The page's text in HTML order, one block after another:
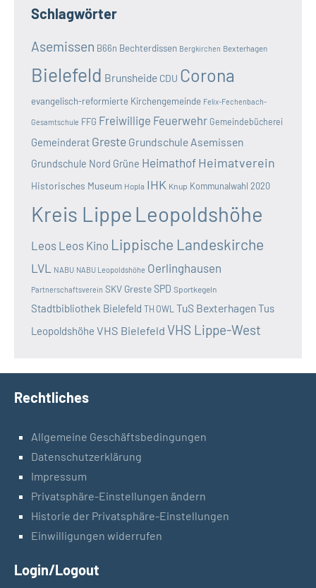
Schlagwörter
Asemissen B66n Bechterdissen Bergkirchen Bexterhagen
Bielefeld Brunsheide CDU Corona
evangelisch-reformierte Kirchengemeinde Felix-Fechenbach-
Gesamtschule FFG Freiwillige Feuerwehr Gemeindebücherei
Gemeinderat Greste Grundschule Asemissen
Grundschule Nord Grüne Heimathof Heimatverein
Historisches Museum Hopla IHK Knup Kommunalwahl 2020
Kreis Lippe Leopoldshöhe
Leos Leos Kino Lippische Landeskirche
LVL NABU NABU Leopoldshöhe Oerlinghausen
Partnerschaftsverein SKV GresteSPD Sportkegeln
Stadtbibliothek Bielefeld TH OWL TuS BexterhagenTus
Leopoldshöhe VHS Bielefeld VHS Lippe-West
Rechtliches
Allgemeine Geschäftsbedingungen
Datenschutzerklärung
Impressum
Privatsphäre-Einstellungen ändern
Historie der Privatsphäre-Einstellungen
Einwilligungen widerrufen
Login/Logout